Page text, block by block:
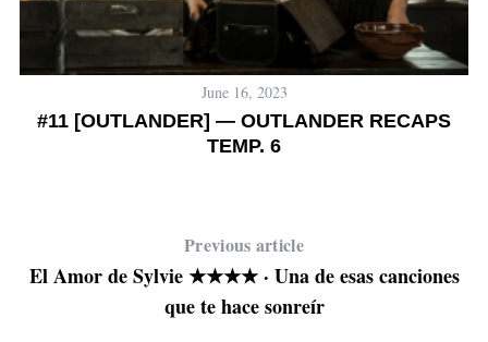
June 16, 2023
#11 [OUTLANDER] — OUTLANDER RECAPS
TEMP. 6
Previous article
El Amor de Sylvie ★★★★ · Una de esas canciones
que te hace sonreír